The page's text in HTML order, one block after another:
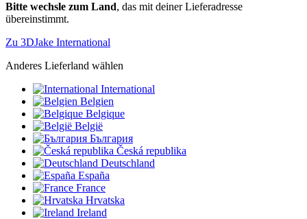
Bitte wechsle zum Land, das mit deiner Lieferadresse
übereinstimmt.
Zu 3DJake International
Anderes Lieferland wählen
International
Belgien
Belgique
België
България
Česká republika
Deutschland
España
France
Hrvatska
Ireland